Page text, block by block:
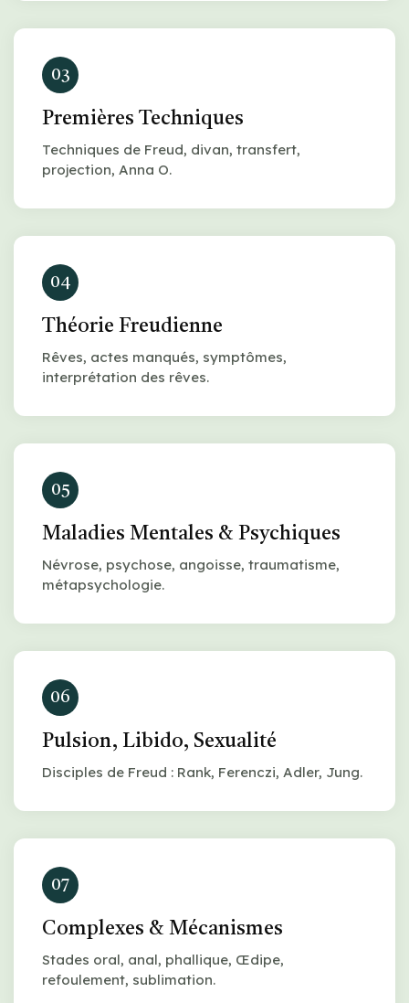
03
Premières Techniques
Techniques de Freud, divan, transfert,
projection, Anna O.
04
Théorie Freudienne
Rêves, actes manqués, symptômes,
interprétation des rêves.
05
Maladies Mentales & Psychiques
Névrose, psychose, angoisse, traumatisme,
métapsychologie.
06
Pulsion, Libido, Sexualité
Disciples de Freud : Rank, Ferenczi, Adler, Jung.
07
Complexes & Mécanismes
Stades oral, anal, phallique, Œdipe,
refoulement, sublimation.